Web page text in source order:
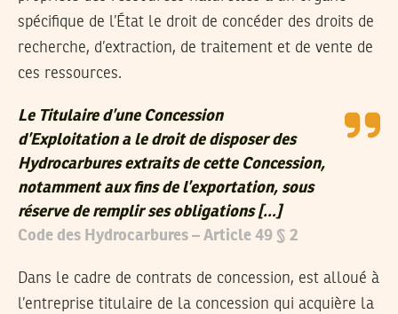
spécifique de l’État le droit de concéder des droits de
recherche, d’extraction, de traitement et de vente de
ces ressources.
Le Titulaire d’une Concession
d’Exploitation a le droit de disposer des
Hydrocarbures extraits de cette Concession,
notamment aux fins de l’exportation, sous
réserve de remplir ses obligations […]
Code des Hydrocarbures – Article 49 § 2
Dans le cadre de contrats de concession, est alloué à
l’entreprise titulaire de la concession qui acquière la